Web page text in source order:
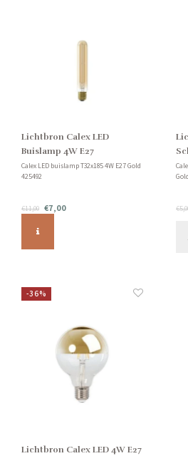
Lichtbron Calex LED
Buislamp 4W E27
Calex LED buislamp T32x185 4W E27 Gold
425492
€11,00 €7,00
-36%
Lichtbron Calex LED 4W E27